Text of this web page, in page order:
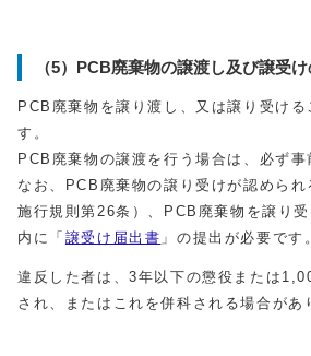
（5）PCB廃棄物の譲渡し及び譲受
PCB廃棄物を譲り渡し、又は譲り受ける
PCB廃棄物の譲渡を行う場合は、必ず事
なお、PCB廃棄物の譲り受けが認めら
施行規則第26条）、PCB廃棄物を譲り
内に「 譲受け届出書 」の提出が必要です。
違反した者は、3年以下の懲役または
され、またはこれを併科される場合があ